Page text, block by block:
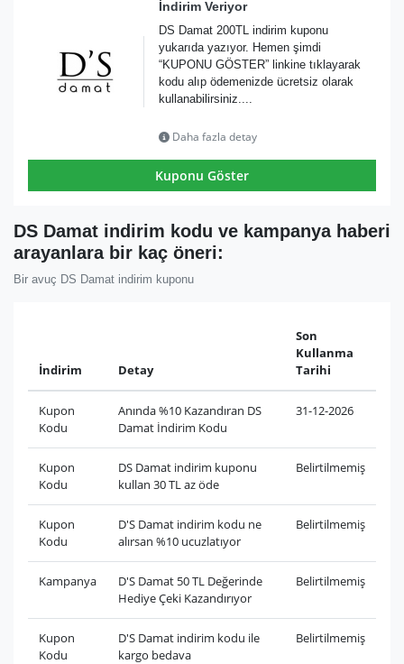
İndirim Veriyor
DS Damat 200TL indirim kuponu
yukarıda yazıyor. Hemen şimdi
“KUPONU GÖSTER” linkine tıklayarak
kodu alıp ödemenizde ücretsiz olarak
kullanabilirsiniz....
Daha fazla detay
Kuponu Göster
DS Damat indirim kodu ve kampanya haberi
arayanlara bir kaç öneri:
Bir avuç DS Damat indirim kuponu
İndirim Detay
Son
Kullanma
Tarihi
Kupon
Kodu
Anında %10 Kazandıran DS
Damat İndirim Kodu
31-12-2026
Kupon
Kodu
DS Damat indirim kuponu
kullan 30 TL az öde
Belirtilmemiş
Kupon
Kodu
D'S Damat indirim kodu ne
alırsan %10 ucuzlatıyor
Belirtilmemiş
Kampanya
D'S Damat 50 TL Değerinde
Hediye Çeki Kazandırıyor
Belirtilmemiş
Kupon
Kodu
D'S Damat indirim kodu ile
kargo bedava
Belirtilmemiş